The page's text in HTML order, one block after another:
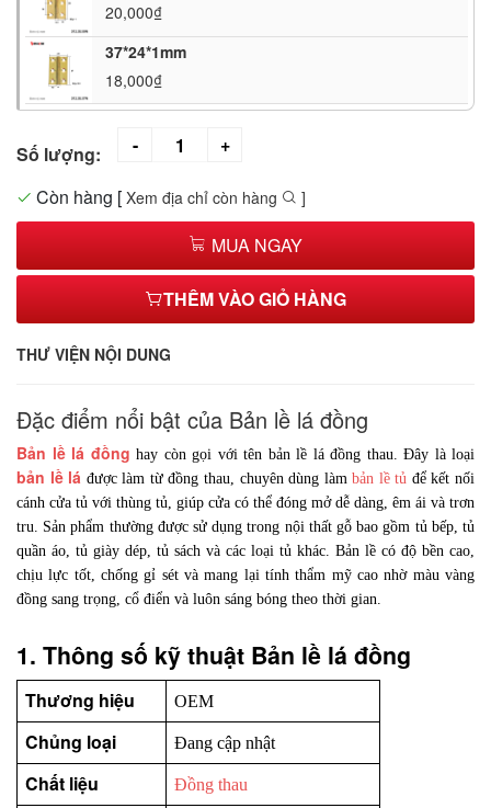
20,000₫
37*24*1mm
18,000₫
Số lượng:
Còn hàng [ Xem địa chỉ còn hàng ]
MUA NGAY
THÊM VÀO GIỎ HÀNG
THƯ VIỆN NỘI DUNG
Đặc điểm nổi bật của Bản lề lá đồng
Bản lề lá đồng hay còn gọi với tên bản lề lá đồng thau. Đây là loại
bản lề lá được làm từ đồng thau, chuyên dùng làmbản lề tủ để kết nối
cánh cửa tủ với thùng tủ, giúp cửa có thể đóng mở dễ dàng, êm ái và trơn
tru. Sản phẩm thường được sử dụng trong nội thất gỗ bao gồm tủ bếp, tủ
quần áo, tủ giày dép, tủ sách và các loại tủ khác. Bản lề có độ bền cao,
chịu lực tốt, chống gỉ sét và mang lại tính thẩm mỹ cao nhờ màu vàng
đồng sang trọng, cổ điển và luôn sáng bóng theo thời gian.
1. Thông số kỹ thuật Bản lề lá đồng
Thương hiệu OEM
Chủng loại Đang cập nhật
Chất liệu Đồng thau